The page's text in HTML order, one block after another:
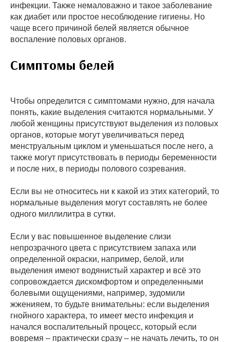
инфекции. Также немаловажно и такое заболевание
как диабет или простое несоблюдение гигиены. Но
чаще всего причиной белей является обычное
воспаление половых органов.
Симптомы белей
Чтобы определится с симптомами нужно, для начала
понять, какие выделения считаются нормальными. У
любой женщины присутствуют выделения из половых
органов, которые могут увеличиваться перед
менструальным циклом и уменьшаться после него, а
также могут присутствовать в периоды беременности
и после них, в периоды полового созревания.
Если вы не относитесь ни к какой из этих категорий, то
нормальные выделения могут составлять не более
одного миллилитра в сутки.
Если у вас повышенное выделение слизи
непрозрачного цвета с присутствием запаха или
определенной окраски, например, белой, или
выделения имеют водянистый характер и всё это
сопровождается дискомфортом и определенными
болевыми ощущениями, например, зудомили
жженияем, то будьте внимательны: если выделения
гнойного характера, то имеет место инфекция и
начался воспалительный процесс, который если
вовремя – практически сразу – не начать лечить, то он